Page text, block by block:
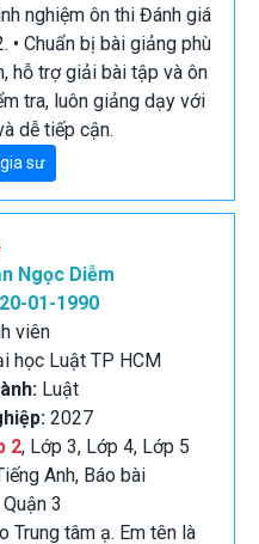
nghiệm ôn thi Đánh giá
• Chuẩn bị bài giảng phù
hỗ trợ giải bài tập và ôn
tra, luôn giảng dạy với
dễ tiếp cận.
sư
Ngọc Diễm
20-01-1990
viên
học Luật TP HCM
Luật
2027
2, Lớp 3, Lớp 4, Lớp 5
Anh, Báo bài
3
Trung tâm ạ. Em tên là